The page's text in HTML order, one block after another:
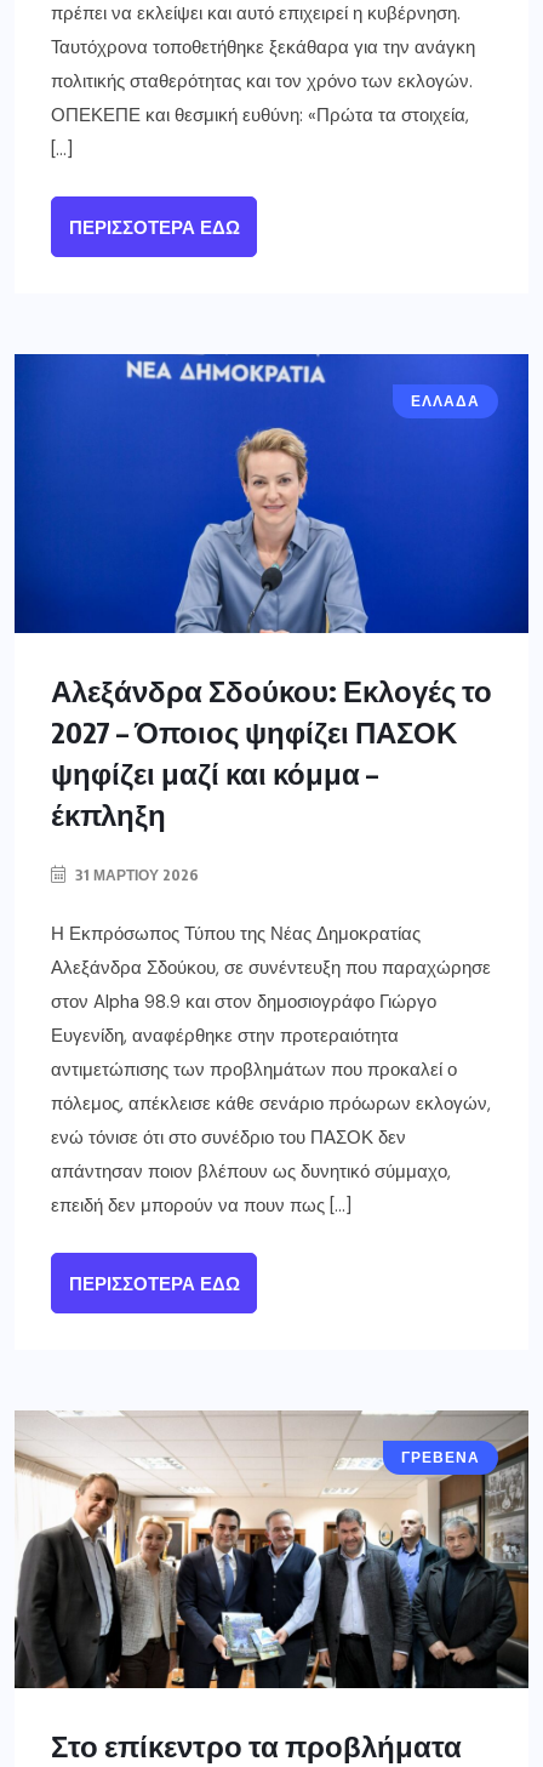
πρέπει να εκλείψει και αυτό επιχειρεί η κυβέρνηση.
Ταυτόχρονα τοποθετήθηκε ξεκάθαρα για την ανάγκη
πολιτικής σταθερότητας και τον χρόνο των εκλογών.
ΟΠΕΚΕΠΕ και θεσμική ευθύνη: «Πρώτα τα στοιχεία,
[…]
ΠΕΡΙΣΣΌΤΕΡΑ ΕΔΏ
ΕΛΛΑΔΑ
Αλεξάνδρα Σδούκου: Εκλογές το
2027 – Όποιος ψηφίζει ΠΑΣΟΚ
ψηφίζει μαζί και κόμμα –
έκπληξη
31 ΜΑΡΤΊΟΥ 2026
Η Εκπρόσωπος Τύπου της Νέας Δημοκρατίας
Αλεξάνδρα Σδούκου, σε συνέντευξη που παραχώρησε
στον Alpha 98.9 και στον δημοσιογράφο Γιώργο
Ευγενίδη, αναφέρθηκε στην προτεραιότητα
αντιμετώπισης των προβλημάτων που προκαλεί ο
πόλεμος, απέκλεισε κάθε σενάριο πρόωρων εκλογών,
ενώ τόνισε ότι στο συνέδριο του ΠΑΣΟΚ δεν
απάντησαν ποιον βλέπουν ως δυνητικό σύμμαχο,
επειδή δεν μπορούν να πουν πως […]
ΠΕΡΙΣΣΌΤΕΡΑ ΕΔΏ
ΓΡΕΒΕΝΑ
Στο επίκεντρο τα προβλήματα